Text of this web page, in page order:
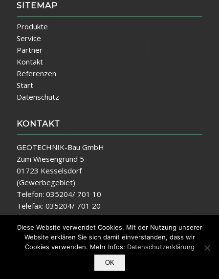
SITEMAP
Produkte
Service
Partner
Kontakt
Referenzen
Start
Datenschutz
KONTAKT
GEOTECHNIK-Bau GmbH
Zum Wiesengrund 5
01723 Kesselsdorf
(Gewerbegebiet)
Telefon: 035204/ 701 10
Telefax: 035204/ 701 20
E-Mail:info@geotechnik-bau.de
GEOTECHNIK-Bau GmbH
Diese Website verwendet Cookies. Mit der Nutzung unserer
Website erklären Sie sich damit einverstanden, dass wir
Cookies verwenden. Mehr Infos: Datenschutzerklärung
OK